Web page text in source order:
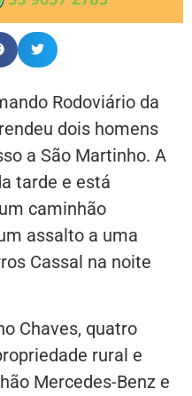
Rodoviário da
dois homens
a São Martinho. A
tarde e está
caminhão
assalto a uma
Cassal na noite
Chaves, quatro
rural e
Mercedes-Benz e